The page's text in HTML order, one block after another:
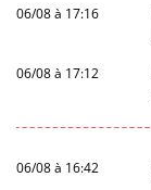
06/08 à 17:16
06/08 à 17:12
06/08 à 16:42